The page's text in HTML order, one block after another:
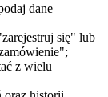
dane
się" lub
z wielu